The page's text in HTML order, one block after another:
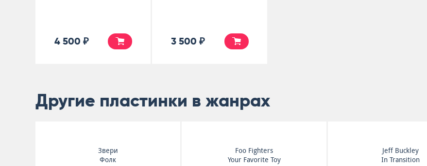
4 500 ₽ 3 500 ₽
Другие пластинки в жанрах
Звери
Фолк
Foo Fighters
Your Favorite Toy
Jeff Buckley
In Transition